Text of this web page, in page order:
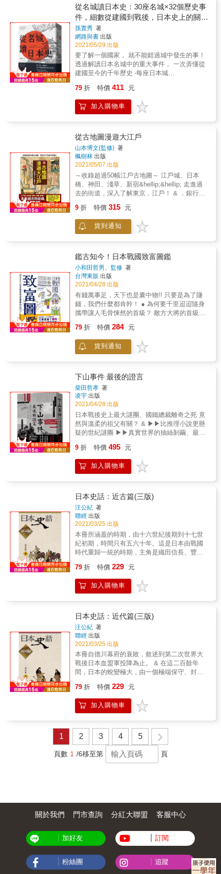
經濟不僅完全從二次大戰中復興，也進入積極
建立獨立經濟的新階段。受到好景氣的影響，
帶動耐久性消費財的熱潮，而出現了「三神
器」（電視機、洗衣機、冰箱）。1964年，東
京舉辦夏季奧運，這是日本首次舉辦奧運，也
是奧運第一次在亞洲國家舉辦。 1989年12月29
日，日經平均指數達到最高38957.44點，此後
開始下跌，土地價格也在1991年左右開始下
跌，至此泡沫經濟正式破裂。到了1992年3月，
日經平均指數跌破2萬點，僅達到1989年最高點
帳面資產在短短的一兩年間化為烏有。 2001年
年中開始，日本颳起了「變人」小泉純一郎旋
風。「變人」是小泉的綽號，也就是奇人的意
革，壓縮政府編制，實行郵政民營化；此外，
在政治制度上提出首相公選制度，在經濟上提
出重建日本財政。小泉酷愛節奏強烈的搖滾音
樂，並留著齊肩長髮，每次在公開場合發表演
講時總是慷慨激昂，因此極具感染力。 2019年
11月20日，安倍晉三擔任總理大臣的任期超過
桂太郎，成為日本史上執政最久的總理大臣。
逢新冠肺炎的挑戰。日本政府未做好充分準
備，而且處理疫情慢半拍，隨著病毒擴散，安
倍的民意支持度掉到組閣以來最低，最終於9月
卸任，由菅義偉接任，但仍無法有效控制疫
的持續延燒，以及中美日漸惡化的關係，日本
洋平與宏池會那樣抱持親中立場？或緊握美國
伸出的友誼之手，向美國為首的民主陣營靠
攏？成為岸田文雄嚴峻的挑戰。 本書以淺顯易
懂的文字，將這些總理大臣們的生平和趣事、
如何面對國家當前挑戰、如何成功或者失敗的
故事，簡明扼要地呈現出來。對於熱愛歷史的
讀者來說，是理解日本近代歷史不可錯過的好
經長達約150年的亂世， 這是一個人才輩出的
時代，也是各路英雄豪傑大展身手的舞台， 名
將們懷揣著不同的遠大抱負，馳騁戰場。 時代
和亂局締造了耳熟能詳的經典英雄， 本書將從
德川家康打敗豐臣秀吉、終結群雄割據的大坂
夏之陣作為起始， 透過重點人物陣營劃分章
節，精心搜羅了戰國時代約1000名人， 從武將
到藝術家、傳教士、大名們的妻妾子女
&hellip;&hellip;等， 男女豪傑在此齊聚一堂！
✭是教科書也是漫畫，更是人物小傳的科普書
道 ✭有多處繁體版限定註解，FB知名戰國愛好
者月翔老師為你開課 ☆近300頁資料，有戰局
勢力變化圖，還有戰術隊形圖解 ～本書精選章
式呈現其精彩的人物傳記，嚴肅的資料中帶有
幽默詼諧的敘事方式，為你一一講評戰國名將
的生平大事。並且附有年表及重要圖解單元，
如「從戰國時代到關原之戰的勢力變遷（勢力
變化圖）」、「戰陣的基礎 八陣型／戰術的
種類」，好讀好記！ 第１章●「大坂之陣」 真
田幸村／後藤又兵衛／淀殿／ 豐臣秀賴／千姬
山名宗全／ 應仁之亂的關鍵人物／ 應仁之亂・
東西兩軍的武將們 第３章●「群雄割據的
時代」 伊達政宗／片倉景綱／北條早雲／ 武田
／ 大友宗麟／立花道雪／島津義弘 第４章
●「信長的時代」 織田信長／織田信秀／阿市
夫人／ 柴田勝家／明智光秀／荒木村重／ 路易
士・佛洛伊斯／足利義昭 第５章●「秀吉的時
代」 豐臣秀吉／豐臣秀次／ 竹中半兵衛／黑田
官兵衛／ 加藤清正／蜂須賀正勝／ 前田利家／
近衛前久 第６章●「家康的時代」 德川家康／
本多忠勝／酒井忠次／ 石田三成／福島正則／
德川秀忠／ 德川家的人們／家康的妻妾 第７章
／柳生宗嚴／ 南光坊天海／顯如／澤庵宗彭／
遠渡重洋而來的外國人 &
從名城讀日本史：30座名城×32個歷史事
件，細數從建國到戰後，日本史上的關鍵
大事
孫實秀 著
網路與書 出版
2021/05/29 出版
要了解一個國家， 就不能錯過城中發生的事！
透過解讀日本名城中的重大事件， 一次弄懂從
建國至今的千年歷史 ‧每座日本城
京大阪等主要都市，對於當地的歷史就有看沒
有懂？ ‧遊覽名城時雖然有歷史介紹，但要串連
日本千年的歷史卻非常困難？ 築城是守衛一國
初，更因為捲入百濟與新羅的戰爭，擔心中國
來襲，建了九州的「水城」。可以說日本各地
的名城，見證了從開國到二戰前的千年史。要
了解日本的政治中心如何從關西轉移到關東，
又九州大名如何在幕末崛起，就不能錯過發生
在名城的那些事。 千早城見證了鎌倉幕府的結
束，與戰國亂世的開啟 織田信長實現霸業後，
打造了舉世無雙的安土城 清洲會議所在的清州
城，看著信長死後，柴田家與豐臣家瓜分領土
賴的終結 江戶城在德川幕府的打造下，一躍成
為世界性的大都會 佐賀與鹿兒島雙城，孕育了
日本西化的兩位關鍵人物 二条城眼見德川慶喜
大政奉還心願的破滅 熊本城則見證明治政府與
大名之間的內戰衝突 網站「日本史專欄」編輯
群之一的孫實秀，是華人中首位完成「日本一
百名城」及「日本續一百名城」者，他走訪四
十七個都道府縣、古城逾五百座，從大量歷史
資料與實際走訪中，擷取最重要的三十座名城
與三十二個改變日本歷史的關鍵事件，利用線
性歷史，細數日本從建國後到德川幕府大政奉
還、明治時代的內戰，甚至二戰為止，日本史
上發生了哪些大事。 本書不但有助於讀者了解
從鎌倉、室町時代，到戰國亂世、江戶時代的
歷史，更幫助讀者在日本各地旅遊時，面對不
& 1.線性地整理了從西元645-1993年，日本開
國至今的重大歷史事件 2.補足一般人所不熟悉
的日本地區史，對於赴日觀光時了解當地歷史
風貌有極大的幫助 3.引用大量古籍與資料，以
深入淺出的筆法重新詮釋歷史故事 4.收錄當地
史跡照片，對於按圖索驥極有幫助 &
79 折 特價 411 元
加入購物車
從古地圖漫遊大江戶
山本博文(監修) 著
楓樹林 出版
2021/05/07 出版
～收錄超過50幅江戶古地圖～ 江戶城、日本
橋、神田、淺草、新宿&hellip;&hellip; 走進過
去的街道，深入了解東京．江戶！ & ．銀行、
是日本五街道：東海道、中山道、日光道中、
奧州道中、甲州道中的起點，可說是全國交通
與商業的中心，奠定了繁榮的基礎！ & ．以夜
【東京大學】的本鄉校區，曾經座落著各路大
名因參勤交代來訪江戶時住宿的「大名屋
敷」！ & ．東京旅遊時的熱門住宿地點【新
宿】，過去曾是作為江戶玄關口的「江戶四
宿」之一，自古就設置了許多住宿設施，供往
來江戶的旅人休憩、玩樂，相當熱鬧！ & 江戶
歷經長達二百六十年以上的繁榮，奠定了現今
日本首都──東京的基礎。 當年的人們為了在這
偌大的江戶到處行走，以《寛永九年豐嶋郡江
地圖。江戶時代後期還出版了詳細描繪江戶各
個地區的「切繪圖」。 & 透過古地圖，可以得
知江戶的都市規劃。例如大名屋敷和旗本屋敷
有將軍家的菩提寺──寬永寺和增上寺，以及擁
有眾多平民信眾的淺草寺等。 & 閱讀本書不僅
能了解江戶的規畫和構造，還能想像出江戶人
民的生活情況。例如因外地人口湧入江戶，治
安惡化，位於石川島的更生設施「人足寄場」
應運而生。也能從地圖看出，當時的江戶是個
運河四通八達的「水都」，運河邊出現許多稱
「魚河岸」。 & 最初的德川三代是如何打造出
江戶這個大都市？每個區域過去各有著什麼的
機能？現在這些地方又成了什麼樣子呢？ 下一
國際都市之前，古色古香又熱鬧非凡的江戶。
& ──遙想江戶城的繁榮 寬永度天守／本丸御
殿、大奧／西丸御殿／吹上 & ──追尋江戶街道
的昔日身影 日本橋&rarr;商人街／神田&rarr;職
人街／淺草&rarr;御藏 本鄉&rarr;大名屋敷／
八重洲、數寄屋橋&rarr;奉行所 小船馬町
&rarr;牢屋敷／石川島&rarr;人足寄場／小石川
&rarr;醫療設施 御台場&rarr;防衛設備／新
宿、板橋、千住、品川&rarr;江戶四宿 新吉原
上寺、隅田川堤&rarr;賞花勝地 & 本書特色 &
◎從地區劃分、交通、行政、公共設施，到江
戶城的結構，一步步揭開國際都市東京的前身
──「大江戶八百八町」的神祕面紗！ & ◎不僅
使用常見的切繪圖，還收錄了沽券圖、大名屋
敷構造圖、町奉行圖等多種類的圖畫資料，從
各方面解說江戶的都市建設。 & ◎在可行走的
比例尺古地圖上，也刊載了現代地圖資訊，更
容易掌握土地的地理、地形等知識！
9 折 特價 315 元
貨到通知
鑑古知今！日本戰國致富圖鑑
小和田哲男、監修 著
台灣東販 出版
2021/04/28 出版
有錢萬事足，天下也是囊中物!! 只要是為了賺
錢，我們什麼都肯幹！ ● 為何要千里迢迢隨身
攜帶讓人毛骨悚然的首級？ 敵方大將的首級價
似乎比較安全呢！ ● 大河劇裡，為什麼大戶人
家動不動就把次男、三男送去當僧侶？ 家業由
長子繼承，其他男孩留在家經常成為問題！寺
只是&hellip;&hellip;似乎經營著高利貸暴力討債
事業&hellip;&hellip;!? ● 社會上階級制度嚴格，
就算混得不好也不能隨意轉行，該怎麼辦!? 沒
落武士不能下田、不能做買賣，為了脫離貧
困，竟然在家發明出偉大工藝品！ ● 每逢築城
就要民眾來當無酬勞工，國家很窮嗎？ 光是攻
陷小田原城，就花了超過200億日圓！戰國時代
的大名經常為錢所苦，每天都在燒腦子想方設
法賺錢！ 若要用一句話形容日本戰國時代的經
業繁盛！本書從「經濟面」解析日本戰國時代
的歷史，讓你一次看懂貴族與平民的金錢觀、
經濟戰之布局、國內財政與對外貿易！還能感
力量。喜愛大河劇的讀者，千萬不要錯過！ 倘
若大家能被戰國大名、商人與農民們，為了生
存而源源不絕產生的幹勁所激勵，進而成為化
解經濟不景氣、物價膨脹薪水卻不斷縮水等現
實問題的動力，那將會是我們莫大的榮幸！ ．
從「經濟面」解析日本戰國時代的歷史。 ．貴
族與平民的金錢觀、經濟戰之布局、國內財政
和幽默有趣的插畫，呈現出有別於戰爭、中世
紀日本所具備的力量！ &
79 折 特價 284 元
貨到通知
下山事件 最後的證言
柴田哲孝 著
凌宇 出版
2021/04/28 出版
日本戰後史上最大謎團、國鐵總裁離奇之死 竟
然與溫柔的祖父有關？ & ▶▶比推理小說更懸
疑的世紀謎團 ▶▶真實世界的抽絲剝繭、最後
日情報單位的活動實錄 ▶▶不能被遺忘的事件
& 「你聽過下山事件吧。有人說他是自殺還是
什麼的，但其實，是他殺啊&hellip;&hellip;」
鐵總裁下山定則在三越本店前消失，隔天凌
晨，在五反野的鐵軌上發現了他被列車輾斃的
遺體一事。有人主張是自殺、有人說是他殺，
實際上整起事件成為未解的懸案。我對於下山
事件的認知大概就只有這點程度。 & 「嗯，算
是知道。這事件怎麼了嗎？」 我故作平靜，卻
也在心中隱隱猜測了壽惠子姑婆接下來要說的
話。 「那個事件，該不會、就是哥哥做的吧
&hellip;&hellip;」 這句話，是一切的開端。 &
黨爭鬥，更有美國設置的GHQ在其中操控。政
府頒布《定員法》要求大企業裁員28萬5千人，
國鐵首當其衝，需裁撤將近10萬名員工。 & 接
裁，卻在宣布第一批裁員名單後，蹊蹺地消失
在上班途中，隔天凌晨在鐵道上成為一具殘破
遺體。 & 國鐵總裁離奇死亡，撼動日本社會 他
的死，讓戰後日本的經濟體制得以重整。 他的
死，成為打壓日本共產黨的力道之一。 然而，
他的死究竟是自殺？他殺？無人知曉。 & 籠罩
戰後日本社會的最大黑霧 轉彎的調查方向、被
查報告，再加上GHQ、CIA、日共、蘇聯、舊
日本軍&hellip;&hellip;多方勢力牽扯其中。幕後
黑手的操弄，讓這起改變歷史軌跡的案件，成
表政治、國家權力居中操弄的「黑霧」一詞。
巨匠手塚治虫、浦澤直樹試圖從創作中尋找解
答， 《奇子》、《Billy Bat》之中都出現他的
公司「亞細亞產業」似乎不那麼單純
更挖掘出GHQ、佳能機關、CIA等情報機構，
以及日本政界人士的身影，充滿轉折與謎團，
紀錄 & ★第59回日本推理作家協會賞★ ★第24
回日本冒險小說協會大賞 實錄賞★ &
9 折 特價 495 元
加入購物車
日本史話：近古篇(三版)
汪公紀 著
聯經 出版
2021/03/25 出版
本冊所涵蓋的時期，由十六世紀後期到十七世
紀初期，時間只有五六十年。這是日本由戰國
時代重歸一統的時期，主角是織田信長、豐臣
統一的基礎；豐臣完成了織田的未竟之業，卻
興起了大規模的侵略戰爭，七年之間使得明廷
疲於奔命，證明了日本民族的好戰根性。德川
詩，成為文縐縐的空頭元首。 & 當時日本已受
到了西方文化的影響，基督教的勢力，隨著貿
易進入日本。雖然幕府嚴禁基督教流傳，仍無
法徹底根除，於是採取「鎖國」政策。日本好
像「冬眠」一樣，昏睡了將近三百年。 &
79 折 特價 229 元
加入購物車
日本史話：近代篇(三版)
汪公紀 著
聯經 出版
2021/03/25 出版
本冊自德川幕府的衰敗，敘述到第二次世界大
戰後日本血盟軍投降為止。 & 在這二百餘年
間，日本的蛻變極大，由一個極端保守、封建
現代列強之一。她經過恐懼、猶疑、反抗、屈
從、模仿、學習等階段，從一個被人侵凌的小
邦，一躍而成為欺侮人的惡霸；其中情形十分
的戰果，彌足珍貴。 &
79 折 特價 229 元
加入購物車
1 2 3 4 5
頁數 1 /6移至第 頁
關於我們 門市查詢 分紅大聯盟 客服中心
加好友 訂閱
粉絲團 追蹤